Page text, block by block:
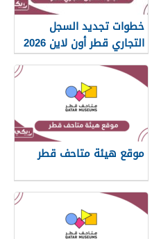
خطوات تجديد السجل
التجاري قطر أون لاين 2026
موقع هيئة متاحف قطر